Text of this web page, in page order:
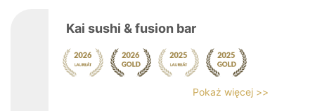
Kai sushi & fusion bar
Pokaż więcej >>